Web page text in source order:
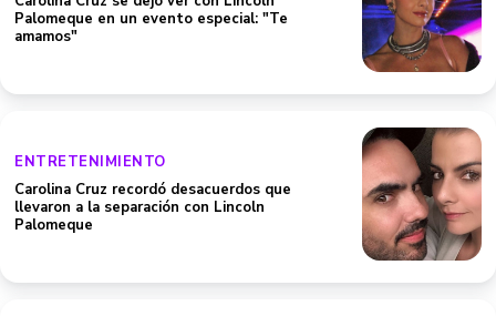
Palomeque en un evento especial: "Te
amamos"
ENTRETENIMIENTO
Carolina Cruz recordó desacuerdos que
llevaron a la separación con Lincoln
Palomeque